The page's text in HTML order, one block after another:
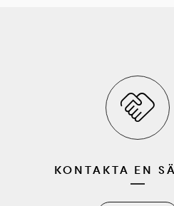
KONTAKTA EN